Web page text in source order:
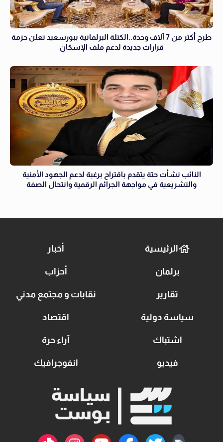
طرح أكثر من 7 آلاف وحدة..الكتلة البرلمانية ببورسعيد تعلن حزمة
قرارات جديدة لدعم ملف الإسكان
النائب نشأت حتة يتقدم باقتراح برغبة لدعم الجهود الأمنية
والتشريعية في مواجهة الجرائم الرقمية وانتحال الصفة
الرئيسية أخبار
برلمان أحزاب
تقارير نقابات و مجتمع مدني
سياسة دولية اقتصاد
اشتباك آراء حرة
فيديو انفوجرافيك